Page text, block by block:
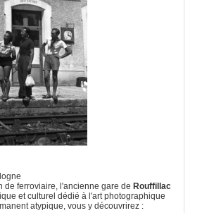
de ferroviaire, l'ancienne gare de Rouffillac
et culturel dédié à l'art photographique
atypique, vous y découvrirez :